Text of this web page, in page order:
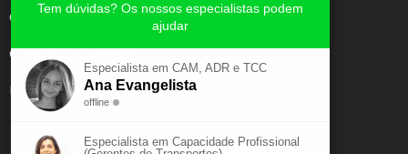
CAPACIDADE PROFISSIONAL
CURSOS E-LEARNING
EXAME PSICOTÉCNICO
Tem dúvidas? Os nossos especialistas podem
ajudar
Especialista em CAM, ADR e TCC
Ana Evangelista
offline
Especialista em Capacidade Profissional